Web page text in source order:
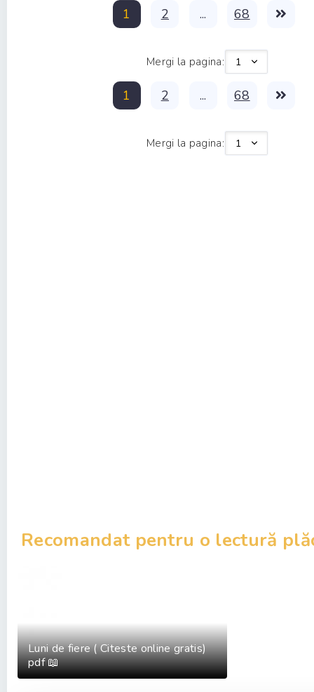
1 2 ... 68
Mergi la pagina:
1 2 ... 68
Mergi la pagina:
Recomandat pentru o lectură
Luni de fiere ( Citeste online gratis)
pdf 📖